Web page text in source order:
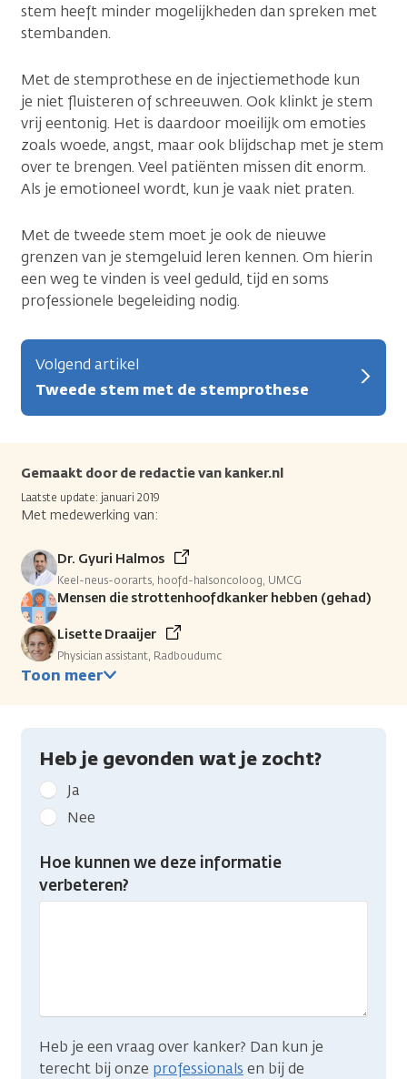
stem heeft minder mogelijkheden dan spreken met
stembanden.
Met de stemprothese en de injectiemethode kun
je niet fluisteren of schreeuwen. Ook klinkt je stem
vrij eentonig. Het is daardoor moeilijk om emoties
zoals woede, angst, maar ook blijdschap met je stem
over te brengen. Veel patiënten missen dit enorm.
Als je emotioneel wordt, kun je vaak niet praten.
Met de tweede stem moet je ook de nieuwe
grenzen van je stemgeluid leren kennen. Om hierin
een weg te vinden is veel geduld, tijd en soms
professionele begeleiding nodig.
Volgend artikel
Tweede stem met de stemprothese
Gemaakt door de redactie van kanker.nl
Laatste update: januari 2019
Met medewerking van:
Dr. Gyuri Halmos
Keel-neus-oorarts, hoofd-halsoncoloog, UMCG
Mensen die strottenhoofdkanker hebben (gehad)
Lisette Draaijer
Physician assistant, Radboudumc
Toon meer
Heb je gevonden wat je zocht?
Geef
kanker.nl
feedback:
Heb
gevonden
Ja
Nee
Hoe kunnen we deze informatie
verbeteren?
Heb je een vraag over kanker? Dan kun je
terecht bij onze professionals en bij de